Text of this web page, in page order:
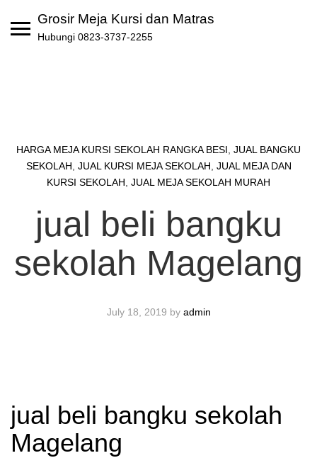
Grosir Meja Kursi dan Matras
Hubungi 0823-3737-2255
HARGA MEJA KURSI SEKOLAH RANGKA BESI JUAL BANGKU
SEKOLAH JUAL KURSI MEJA SEKOLAH JUAL MEJA DAN
KURSI SEKOLAH JUAL MEJA SEKOLAH MURAH
jual beli bangku
sekolah Magelang
July 18, 2019 by admin
jual beli bangku sekolah
Magelang